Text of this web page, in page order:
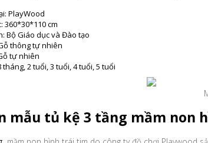
PlayWood
360*30*110 cm
Bộ Giáo dục và Đào tạo
thông tự nhiên
tự nhiên
2 tuổi, 3 tuổi, 4 tuổi, 5 tuổi
mẫu tủ kệ 3 tầng mầm non